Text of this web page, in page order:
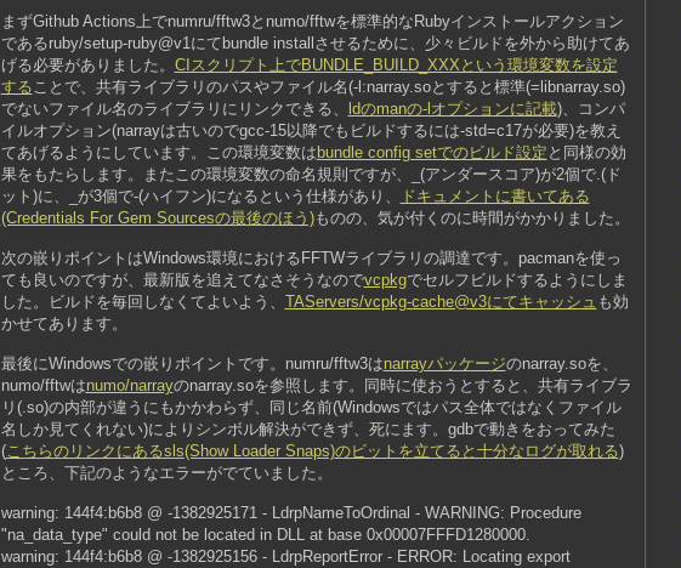
まずGithub Actions上でnumru/fftw3とnumo/fftwを標準的なRubyインストールアクション
であるruby/setup-ruby@v1にてbundle installさせるために、少々ビルドを外から助けてあ
げる必要がありました。 CIスクリプト上でBUNDLE_BUILD_XXXという環境変数を設定
することで、共有ライブラリのパスやファイル名(-l:narray.soとすると標準(=libnarray.so)
でないファイル名のライブラリにリンクできる、
ldのmanの-lオプションに記載)、コンパ
イルオプション(narrayは古いのでgcc-15以降でもビルドするには-std=c17が必要)を教え
てあげるようにしています。この環境変数は bundle config setでのビルド設定 と同様の効
果をもたらします。またこの環境変数の命名規則ですが、_(アンダースコア)が2個で.(ド
ット)に、_が3個で-(ハイフン)になるという仕様があり、
ドキュメントに書いてある
(Credentials For Gem Sourcesの最後のほう)ものの、気が付くのに時間がかかりました。
次の嵌りポイントはWindows環境におけるFFTWライブラリの調達です。pacmanを使っ
ても良いのですが、最新版を追えてなさそうなのでvcpkgでセルフビルドするようにしま
した。ビルドを毎回しなくてよいよう、 TAServers/vcpkg-cache@v3にてキャッシュ も効
かせてあります。
最後にWindowsでの嵌りポイントです。numru/fftw3はnarrayパッケージのnarray.soを、
numo/fftwはnumo/narrayのnarray.soを参照します。同時に使おうとすると、共有ライブラ
リ(.so)の内部が違うにもかかわらず、同じ名前(Windowsではパス全体ではなくファイル
名しか見てくれない)によりシンボル解決ができず、死にます。gdbで動きをおってみた
(こちらのリンクにあるsls(Show Loader Snaps)のビットを立てると十分なログが取れる)
ところ、下記のようなエラーがでていました。
warning: 144f4:b6b8 @ -1382925171 - LdrpNameToOrdinal - WARNING: Procedure
"na_data_type" could not be located in DLL at base 0x00007FFFD1280000.
warning: 144f4:b6b8 @ -1382925156 - LdrpReportError - ERROR: Locating export